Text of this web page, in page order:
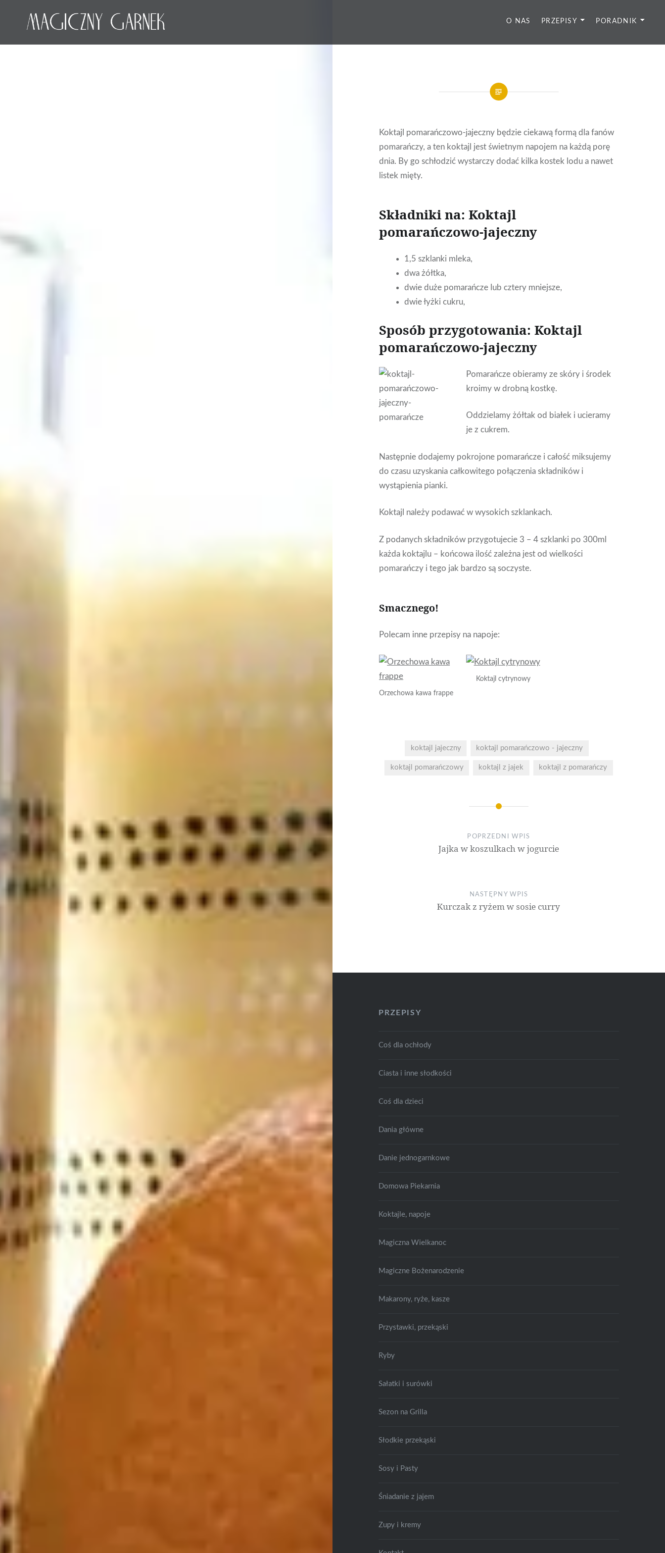
Magiczny Garnek
O NAS PRZEPISY PORADNIK
Koktajl pomarańczowo-jajeczny będzie ciekawą formą dla fanów
pomarańczy, a ten koktajl jest świetnym napojem na każdą porę
dnia. By go schłodzić wystarczy dodać kilka kostek lodu a nawet
listek mięty.
Składniki na: Koktajl
pomarańczowo-jajeczny
1,5 szklanki mleka,
dwa żółtka,
dwie duże pomarańcze lub cztery mniejsze,
dwie łyżki cukru,
Sposób przygotowania: Koktajl
pomarańczowo-jajeczny
Pomarańcze obieramy ze skóry i środek
kroimy w drobną kostkę.
Oddzielamy żółtak od białek i ucieramy
je z cukrem.
Następnie dodajemy pokrojone pomarańcze i całość miksujemy
do czasu uzyskania całkowitego połączenia składników i
wystąpienia pianki.
Koktajl należy podawać w wysokich szklankach.
Z podanych składników przygotujecie 3 – 4 szklanki po 300ml
każda koktajlu – końcowa ilość zależna jest od wielkości
pomarańczy i tego jak bardzo są soczyste.
Smacznego!
Polecam inne przepisy na napoje:
Orzechowa kawa frappe
Koktajl cytrynowy
koktajl jajeczny koktajl pomarańczowo - jajeczny
koktajl pomarańczowy koktajl z jajek koktajl z pomarańczy
Nawigacja
wpisu
POPRZEDNI WPIS
Jajka w koszulkach w jogurcie
NASTĘPNY WPIS
Kurczak z ryżem w sosie curry
PRZEPISY
Coś dla ochłody
Ciasta i inne słodkości
Coś dla dzieci
Dania główne
Danie jednogarnkowe
Domowa Piekarnia
Koktajle, napoje
Magiczna Wielkanoc
Magiczne Bożenarodzenie
Makarony, ryże, kasze
Przystawki, przekąski
Ryby
Sałatki i surówki
Sezon na Grilla
Słodkie przekąski
Sosy i Pasty
Śniadanie z jajem
Zupy i kremy